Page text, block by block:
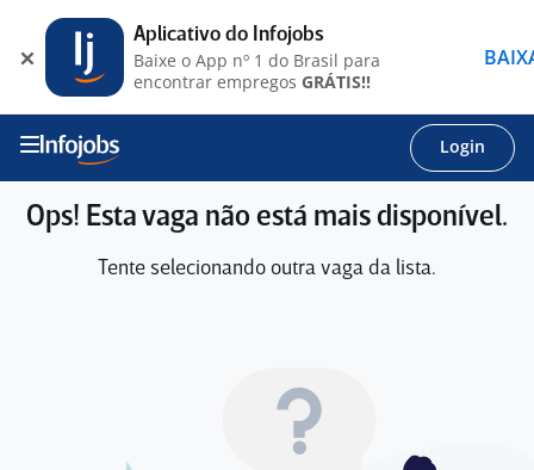
Login
Ops! Esta vaga não está mais disponível.
Tente selecionando outra vaga da lista.
Aplicativo do Infojobs
Baixe o App nº 1 do Brasil para
encontrar empregos GRÁTIS!!